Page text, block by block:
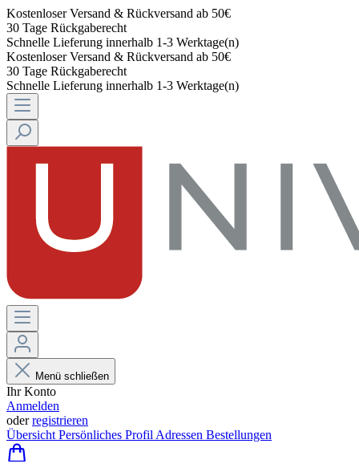
Kostenloser Versand & Rückversand ab 50€
30 Tage Rückgaberecht
Schnelle Lieferung innerhalb 1-3 Werktage(n)
Kostenloser Versand & Rückversand ab 50€
30 Tage Rückgaberecht
Schnelle Lieferung innerhalb 1-3 Werktage(n)
Menü schließen
Ihr Konto
Anmelden
oderregistrieren
Übersicht Persönliches Profil Adressen Bestellungen